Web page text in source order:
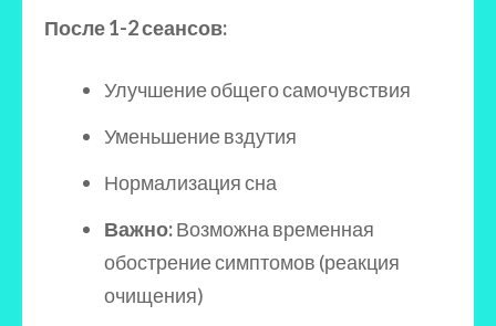
После 1-2 сеансов:
Улучшение общего самочувствия
Уменьшение вздутия
Нормализация сна
Важно:Возможна временная
обострение симптомов (реакция
очищения)